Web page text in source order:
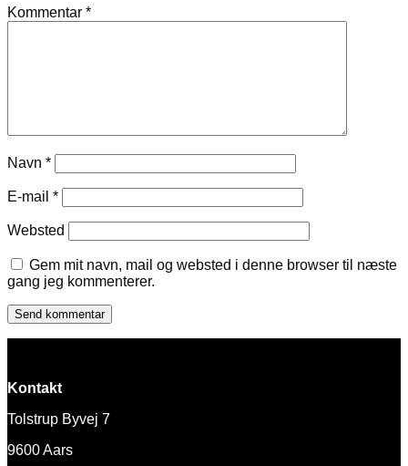
Kommentar *
Navn *
E-mail *
Websted
Gem mit navn, mail og websted i denne browser til næste
gang jeg kommenterer.
Kontakt
Tolstrup Byvej 7
9600 Aars